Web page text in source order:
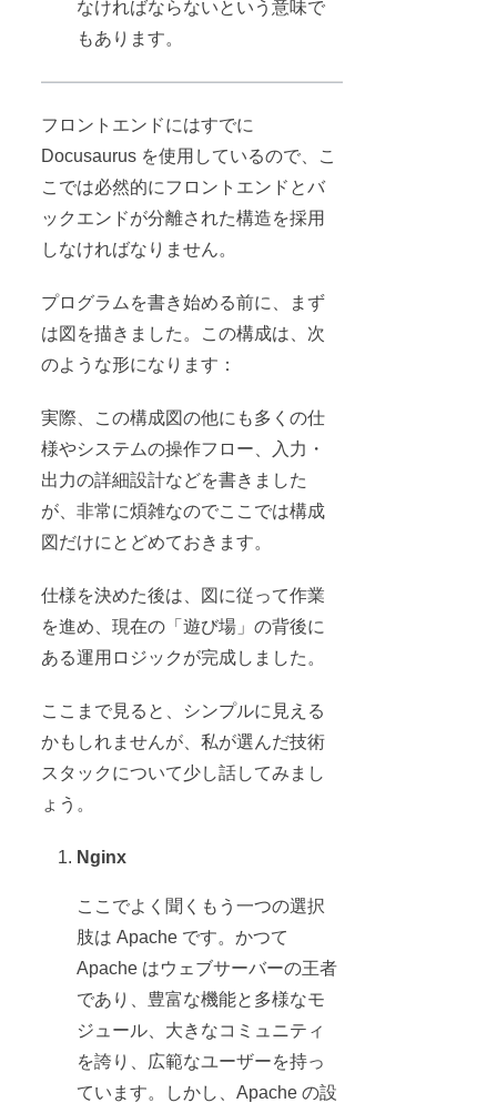
なければならないという意味で
もあります。
フロントエンドにはすでに
Docusaurus を使用しているので、こ
こでは必然的にフロントエンドとバ
ックエンドが分離された構造を採用
しなければなりません。
プログラムを書き始める前に、まず
は図を描きました。この構成は、次
のような形になります：
実際、この構成図の他にも多くの仕
様やシステムの操作フロー、入力・
出力の詳細設計などを書きました
が、非常に煩雑なのでここでは構成
図だけにとどめておきます。
仕様を決めた後は、図に従って作業
を進め、現在の「遊び場」の背後に
ある運用ロジックが完成しました。
ここまで見ると、シンプルに見える
かもしれませんが、私が選んだ技術
スタックについて少し話してみまし
ょう。
Nginx
ここでよく聞くもう一つの選択
肢は Apache です。かつて
Apache はウェブサーバーの王者
であり、豊富な機能と多様なモ
ジュール、大きなコミュニティ
を誇り、広範なユーザーを持っ
ています。しかし、Apache の設